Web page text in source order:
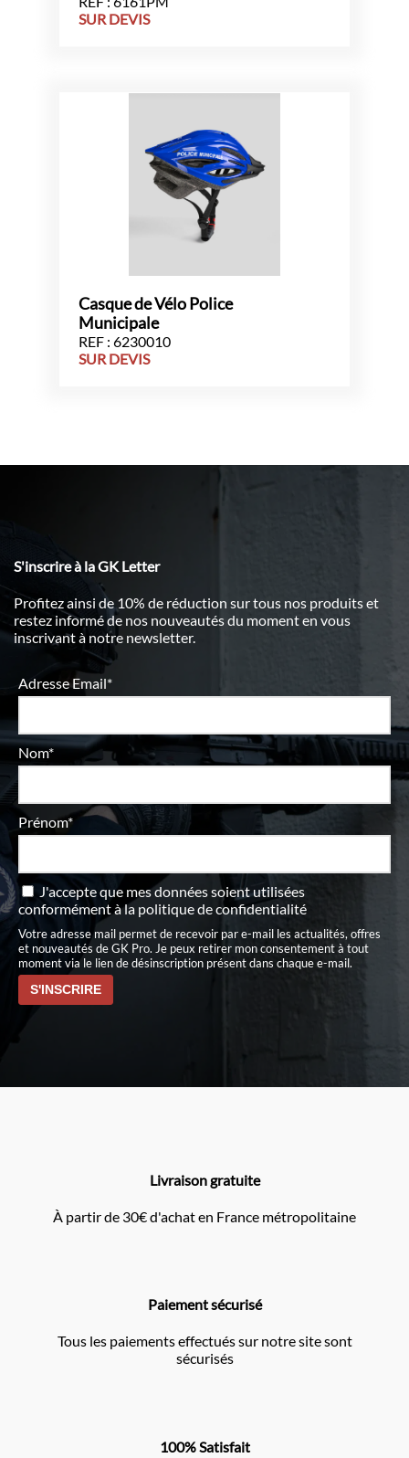
SUR DEVIS
Casque de Vélo Police
Municipale
REF : 6230010
SUR DEVIS
S'inscrire à la GK Letter
Profitez ainsi de 10% de réduction sur tous nos produits et
restez informé de nos nouveautés du moment en vous
inscrivant à notre newsletter.
Adresse Email*
Nom*
Prénom*
J'accepte que mes données soient utilisées
conformément àla politique de confidentialité
Votre adresse mail permet de recevoir par e-mail les actualités, offres
et nouveautés de GK Pro. Je peux retirer mon consentement à tout
moment via le lien de désinscription présent dans chaque e-mail.
Livraison gratuite
À partir de 30€ d'achat en France métropolitaine
Paiement sécurisé
Tous les paiements effectués sur notre site sont
sécurisés
100% Satisfait